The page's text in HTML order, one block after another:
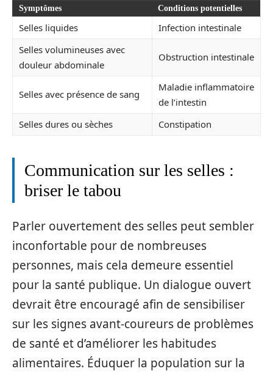
Symptômes Conditions potentielles
Selles liquides
Infection intestinale
Selles volumineuses avec
douleur abdominale
Obstruction intestinale
Selles avec présence de sang
Maladie inflammatoire
de l’intestin
Selles dures ou sèches
Constipation
Communication sur les selles :
briser le tabou
Parler ouvertement des selles peut sembler
inconfortable pour de nombreuses
personnes, mais cela demeure essentiel
pour la santé publique. Un dialogue ouvert
devrait être encouragé afin de sensibiliser
sur les signes avant-coureurs de problèmes
de santé et d’améliorer les habitudes
alimentaires. Éduquer la population sur la